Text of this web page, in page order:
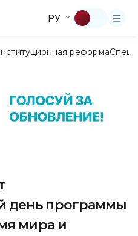
РУ
реформа
день программы
мира и